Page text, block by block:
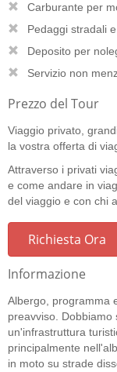
Carburante per
Pedaggi stradali
Deposito per
Servizio non
Prezzo del Tour
Viaggio privato,
la vostra offerta di
Attraverso i privati
e come andare in
del viaggio e con chi
Richiesta Ora
Informazione
Albergo, programma
preavviso.
un'infrastruttura
principalmente
in moto su strade